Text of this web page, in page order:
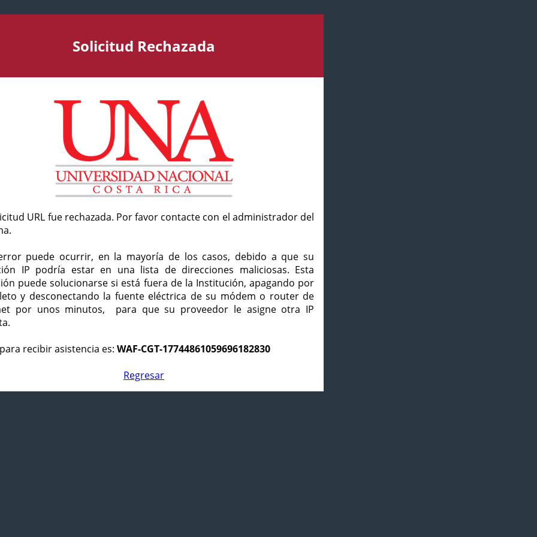
Solicitud Rechazada
URL fue rechazada. Por favor contacte con el administrador del
puede ocurrir, en la mayoría de los casos, debido a que su
IP podría estar en una lista de direcciones maliciosas. Esta
puede solucionarse si está fuera de la Institución, apagando por
y desconectando la fuente eléctrica de su módem o router de
por unos minutos, para que su proveedor le asigne otra IP
recibir asistencia es: WAF-CGT-17744861059696182830
Regresar